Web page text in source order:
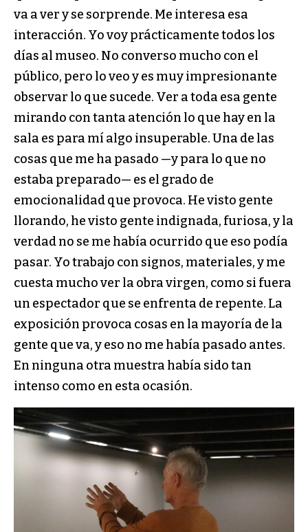
va a ver y se sorprende. Me interesa esa
interacción. Yo voy prácticamente todos los
días al museo. No converso mucho con el
público, pero lo veo y es muy impresionante
observar lo que sucede. Ver a toda esa gente
mirando con tanta atención lo que hay en la
sala es para mí algo insuperable. Una de las
cosas que me ha pasado —y para lo que no
estaba preparado— es el grado de
emocionalidad que provoca. He visto gente
llorando, he visto gente indignada, furiosa, y la
verdad no se me había ocurrido que eso podía
pasar. Yo trabajo con signos, materiales, y me
cuesta mucho ver la obra virgen, como si fuera
un espectador que se enfrenta de repente. La
exposición provoca cosas en la mayoría de la
gente que va, y eso no me había pasado antes.
En ninguna otra muestra había sido tan
intenso como en esta ocasión.